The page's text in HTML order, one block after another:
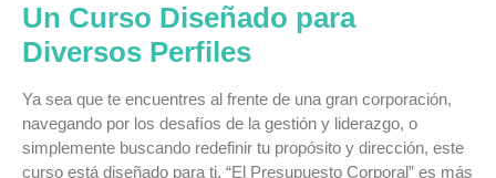
Un Curso Diseñado para
Diversos Perfiles
Ya sea que te encuentres al frente de una gran corporación,
navegando por los desafíos de la gestión y liderazgo, o
simplemente buscando redefinir tu propósito y dirección, este
curso está diseñado para ti. “El Presupuesto Corporal” es más